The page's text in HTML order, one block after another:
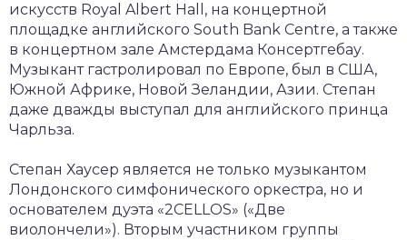
искусств Royal Albert Hall, на концертной
площадке английского South Bank Centre, а также
в концертном зале Амстердама Консертгебау.
Музыкант гастролировал по Европе, был в США,
Южной Африке, Новой Зеландии, Азии. Степан
даже дважды выступал для английского принца
Чарльза.
Степан Хаусер является не только музыкантом
Лондонского симфонического оркестра, но и
основателем дуэта «2CELLOS» («Две
виолончели»). Вторым участником группы